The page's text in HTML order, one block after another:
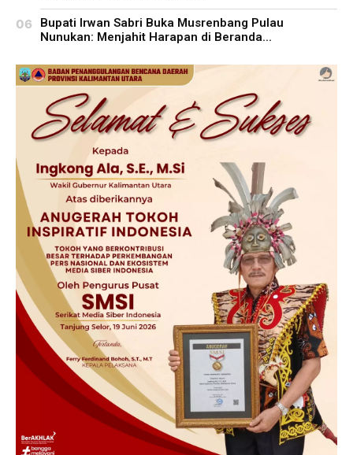
Bupati Irwan Sabri Buka Musrenbang Pulau
Nunukan: Menjahit Harapan di Beranda...